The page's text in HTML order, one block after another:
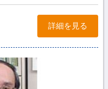
詳細を見る